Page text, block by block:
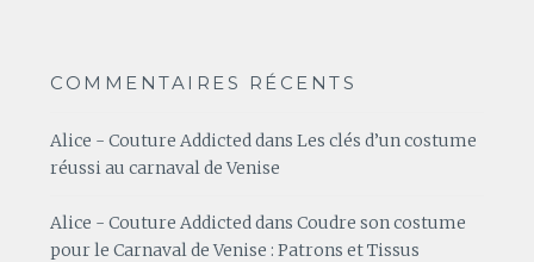
COMMENTAIRES RÉCENTS
Alice - Couture Addicted dansLes clés d’un costume
réussi au carnaval de Venise
Alice - Couture AddicteddansCoudre son costume
pour le Carnaval de Venise : Patrons et Tissus